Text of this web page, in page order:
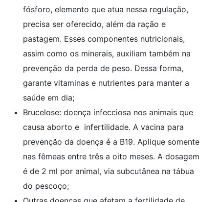
fósforo, elemento que atua nessa regulação,
precisa ser oferecido, além da ração e
pastagem. Esses componentes nutricionais,
assim como os minerais, auxiliam também na
prevenção da perda de peso. Dessa forma,
garante vitaminas e nutrientes para manter a
saúde em dia;
Brucelose: doença infecciosa nos animais que
causa aborto e infertilidade. A vacina para
prevenção da doença é a B19. Aplique somente
nas fêmeas entre três a oito meses. A dosagem
é de 2 ml por animal, via subcutânea na tábua
do pescoço;